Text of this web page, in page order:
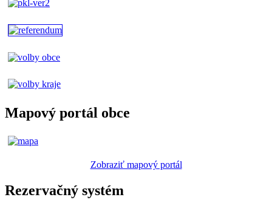
Mapový portál obce
Zobraziť mapový portál
Rezervačný systém